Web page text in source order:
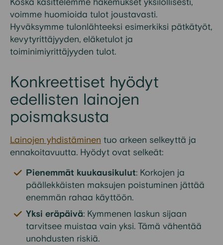
voimme huomioida tulot joustavasti.
Hyväksymme tulonlähteeksi esimerkiksi pätkätyöt,
kevytyrittäjyyden, eläketulot ja
toiminimiyrittäjyyden tulot.
Konkreettiset hyödyt
edellisten lainojen
poismaksusta
Lainojen yhdistäminen tuo arkeen selkeyttä ja
ennakoitavuutta. Hyödyt ovat selkeät:
Pienemmät kuukausikulut: Korkojen ja
päällekkäisten maksujen poistuminen jättää
enemmän rahaa käyttöön.
Yksi eräpäivä: Kymmenen laskun sijaan
tarvitsee muistaa vain yksi. Tämä vähentää
unohdusten riskiä.